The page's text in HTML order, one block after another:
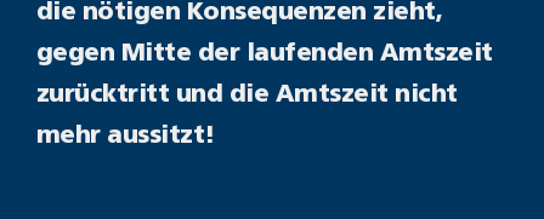
die nötigen Konsequenzen zieht,
gegen Mitte der laufenden Amtszeit
zurücktritt und die Amtszeit nicht
mehr aussitzt!